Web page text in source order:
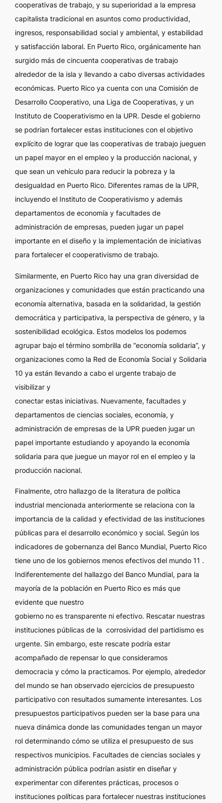
cooperativas de trabajo, y su superioridad a la empresa
capitalista tradicional en asuntos como productividad,
ingresos, responsabilidad social y ambiental, y estabilidad
y satisfacción laboral. En Puerto Rico, orgánicamente han
surgido más de cincuenta cooperativas de trabajo
alrededor de la isla y llevando a cabo diversas actividades
económicas. Puerto Rico ya cuenta con una Comisión de
Desarrollo Cooperativo, una Liga de Cooperativas, y un
Instituto de Cooperativismo en la UPR. Desde el gobierno
se podrían fortalecer estas instituciones con el objetivo
explícito de lograr que las cooperativas de trabajo jueguen
un papel mayor en el empleo y la producción nacional, y
que sean un vehículo para reducir la pobreza y la
desigualdad en Puerto Rico. Diferentes ramas de la UPR,
incluyendo el Instituto de Cooperativismo y además
departamentos de economía y facultades de
administración de empresas, pueden jugar un papel
importante en el diseño y la implementación de iniciativas
para fortalecer el cooperativismo de trabajo.
Similarmente, en Puerto Rico hay una gran diversidad de
organizaciones y comunidades que están practicando una
economía alternativa, basada en la solidaridad, la gestión
democrática y participativa, la perspectiva de género, y la
sostenibilidad ecológica. Estos modelos los podemos
agrupar bajo el término sombrilla de “economía solidaria”, y
organizaciones como la Red de Economía Social y Solidaria
10 ya están llevando a cabo el urgente trabajo de
visibilizar y
conectar estas iniciativas. Nuevamente, facultades y
departamentos de ciencias sociales, economía, y
administración de empresas de la UPR pueden jugar un
papel importante estudiando y apoyando la economía
solidaria para que juegue un mayor rol en el empleo y la
producción nacional.
Finalmente, otro hallazgo de la literatura de política
industrial mencionada anteriormente se relaciona con la
importancia de la calidad y efectividad de las instituciones
públicas para el desarrollo económico y social. Según los
indicadores de gobernanza del Banco Mundial, Puerto Rico
tiene uno de los gobiernos menos efectivos del mundo 11 .
Indiferentemente del hallazgo del Banco Mundial, para la
mayoría de la población en Puerto Rico es más que
evidente que nuestro
gobierno no es transparente ni efectivo. Rescatar nuestras
instituciones públicas de la corrosividad del partidismo es
urgente. Sin embargo, este rescate podría estar
acompañado de repensar lo que consideramos
democracia y cómo la practicamos. Por ejemplo, alrededor
del mundo se han observado ejercicios de presupuesto
participativo con resultados sumamente interesantes. Los
presupuestos participativos pueden ser la base para una
nueva dinámica donde las comunidades tengan un mayor
rol determinando cómo se utiliza el presupuesto de sus
respectivos municipios. Facultades de ciencias sociales y
administración pública podrían asistir en diseñar y
experimentar con diferentes prácticas, procesos o
instituciones políticas para fortalecer nuestras instituciones